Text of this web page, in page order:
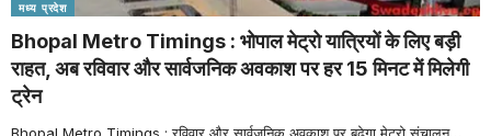
मध्य प्रदेश
Bhopal Metro Timings : भोपाल मेट्रो यात्रियों के लिए बड़ी
राहत, अब रविवार और सार्वजनिक अवकाश पर हर 15 मिनट में मिलेगी
ट्रेन